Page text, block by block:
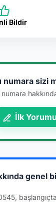
Bildir
numara sizi
numara
İlk
genel